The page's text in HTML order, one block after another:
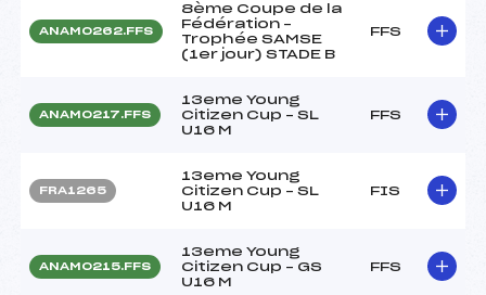
ANAM0262.FFS
8ème Coupe de la
Fédération –
Trophée SAMSE
(1er jour) STADE B
FFS
ANAM0217.FFS
13eme Young
Citizen Cup – SL
U16 M
FFS
FRA1265
13eme Young
Citizen Cup – SL
U16 M
FIS
ANAM0215.FFS
13eme Young
Citizen Cup – GS
U16 M
FFS